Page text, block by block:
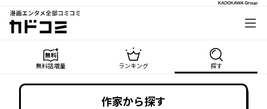
漫画エンタメ全部コミコミ
カドコミ
無料話増量 ランキング 探す
作家から探す